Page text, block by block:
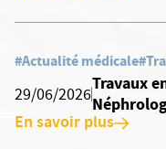
#Actualité médicale
29/06/2026
Travaux
En savoir plus